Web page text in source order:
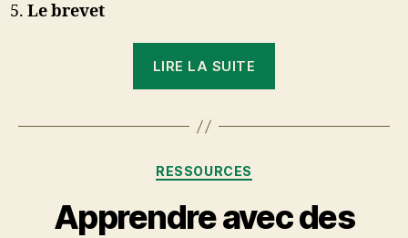
Le brevet
LIRE LA SUITE
Catégories
RESSOURCES
Apprendre avec des